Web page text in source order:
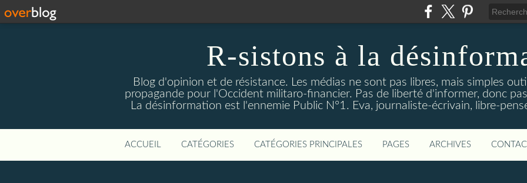
R-sistons à la
Blog d'opinion et de résistance. Les médias ne sont pas libres, mais simples
propagande pour l'Occident militaro-financier. Pas de liberté d'informer, donc
La désinformation est l'ennemie Public N°1. Eva, journaliste-écrivain, libre-
ACCUEIL CATÉGORIES CATÉGORIES PRINCIPALES PAGES ARCHIVES